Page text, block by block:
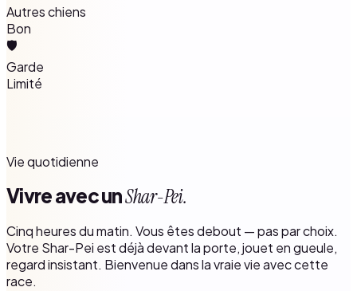
Autres chiens
Bon
🛡️
Garde
Limité
Vie quotidienne
Vivre avec unShar-Pei.
Cinq heures du matin. Vous êtes debout — pas par choix.
Votre Shar-Pei est déjà devant la porte, jouet en gueule,
regard insistant. Bienvenue dans la vraie vie avec cette
race.